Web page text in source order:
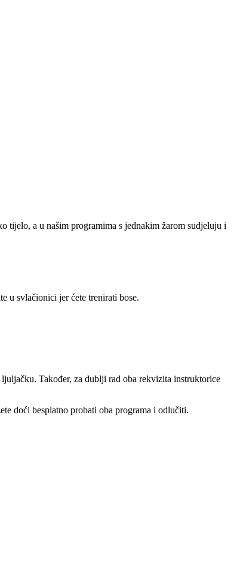
tijelo, a u našim programima s jednakim žarom sudjeluju i
u svlačionici jer ćete trenirati bose.
Također, za dublji rad oba rekvizita instruktorice
doći besplatno probati oba programa i odlučiti.